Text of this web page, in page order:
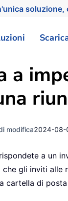
soluzione,
a
modifica2024-08-
a un
gli inviti alle
cartella di